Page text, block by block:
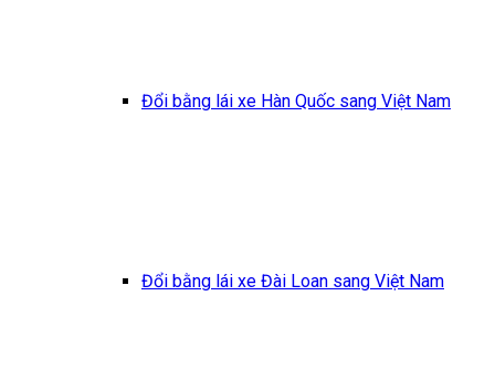
Đổi bằng lái xe Hàn Quốc sang Việt Nam
Đổi bằng lái xe Đài Loan sang Việt Nam